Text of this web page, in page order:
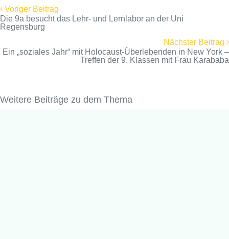
‹ Voriger Beitrag
Die 9a besucht das Lehr- und Lernlabor an der Uni
Regensburg
Nächster Beitrag ›
Ein „soziales Jahr“ mit Holocaust-Überlebenden in New York –
Treffen der 9. Klassen mit Frau Karababa
Weitere Beiträge zu dem Thema